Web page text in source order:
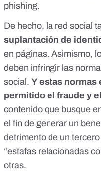
phishing.
De hecho, la red social
suplantación de
en páginas. Asimismo,
deben infringir las
social. Y estas normas
permitido el fraude y
contenido que busque
el fin de generar un
detrimento de un
“estafas relacionadas
otras.